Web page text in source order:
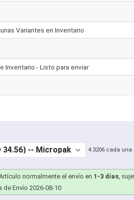
4.3206 cada una
normalmente el envío en 1-3 días,
de Envío 2026-08-10